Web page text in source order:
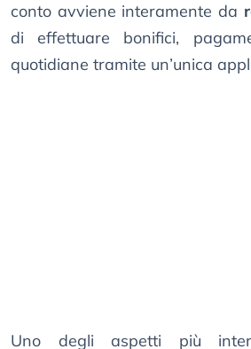
conto avviene interamente da
di effettuare bonifici,
quotidiane tramite un’unica
Uno degli aspetti più